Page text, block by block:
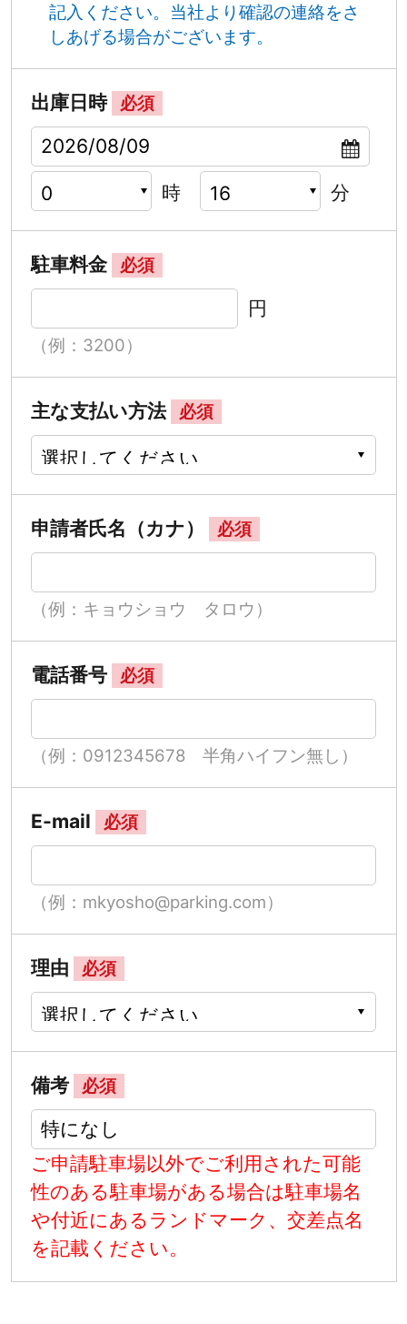
記入ください。 当社より確認の連絡をさ
しあげる場合がございます。
出庫日時 必須
時 分
駐車料金 必須
円
（例：3200）
主な支払い方法 必須
申請者氏名（カナ） 必須
（例：キョウショウ タロウ）
電話番号 必須
（例：0912345678 半角ハイフン無し）
E-mail 必須
（例：mkyosho@parking.com）
理由 必須
備考 必須
ご申請駐車場以外でご利用された可能
性のある駐車場がある場合は駐車場名
や付近にあるランドマーク、交差点名
を記載ください。